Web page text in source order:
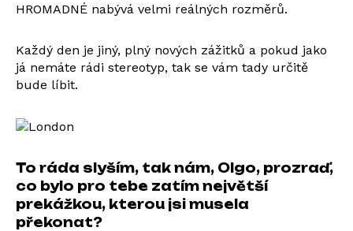
HROMADNÉ nabývá velmi reálných rozměrů.
Každý den je jiný, plný nových zážitků a pokud jako
já nemáte rádi stereotyp, tak se vám tady určitě
bude líbit.
To ráda slyším, tak nám, Olgo, prozraď,
co bylo pro tebe zatím největší
prekážkou, kterou jsi musela
překonat?